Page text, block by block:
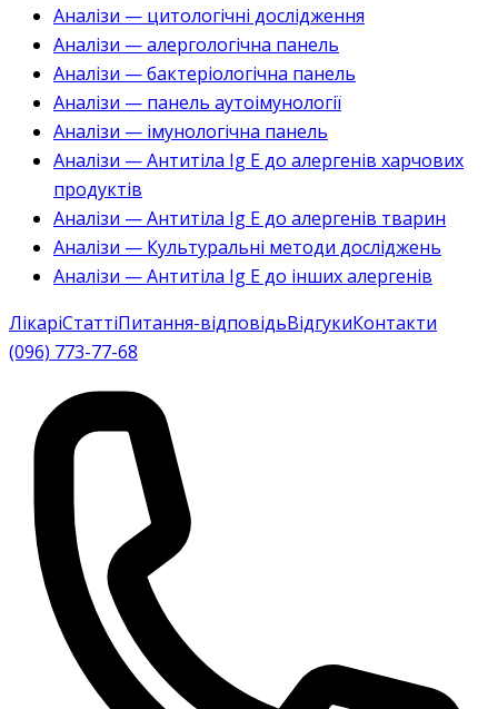
Аналізи — цитологічні дослідження
Аналізи — алергологічна панель
Аналізи — бактеріологічна панель
Аналізи — панель аутоімунології
Аналізи — імунологічна панель
Аналізи — Антитіла Ig E до алергенів харчових
продуктів
Аналізи — Антитіла Ig E до алергенів тварин
Аналізи — Культуральні методи досліджень
Аналізи — Антитіла Ig E до інших алергенів
ЛікаріСтаттіПитання-відповідьВідгукиКонтакти
(096) 773-77-68